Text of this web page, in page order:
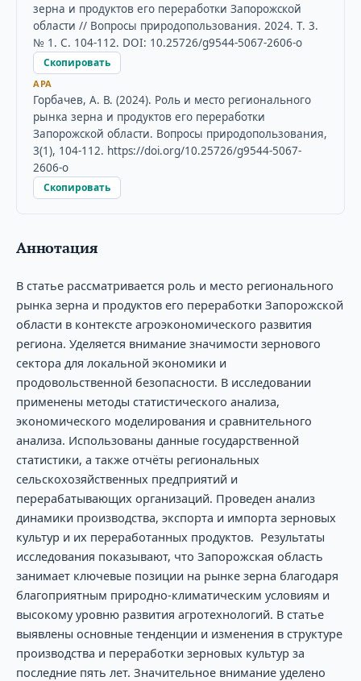
зерна и продуктов его переработки Запорожской
области // Вопросы природопользования. 2024. Т. 3.
№ 1. С. 104-112. DOI: 10.25726/g9544-5067-2606-o
Скопировать
APA
Горбачев, А. В. (2024). Роль и место регионального
рынка зерна и продуктов его переработки
Запорожской области. Вопросы природопользования,
3(1), 104-112. https://doi.org/10.25726/g9544-5067-
2606-o
Скопировать
Аннотация
В статье рассматривается роль и место регионального
рынка зерна и продуктов его переработки Запорожской
области в контексте агроэкономического развития
региона. Уделяется внимание значимости зернового
сектора для локальной экономики и
продовольственной безопасности. В исследовании
применены методы статистического анализа,
экономического моделирования и сравнительного
анализа. Использованы данные государственной
статистики, а также отчёты региональных
сельскохозяйственных предприятий и
перерабатывающих организаций. Проведен анализ
динамики производства, экспорта и импорта зерновых
культур и их переработанных продуктов. Результаты
исследования показывают, что Запорожская область
занимает ключевые позиции на рынке зерна благодаря
благоприятным природно-климатическим условиям и
высокому уровню развития агротехнологий. В статье
выявлены основные тенденции и изменения в структуре
производства и переработки зерновых культур за
последние пять лет. Значительное внимание уделено